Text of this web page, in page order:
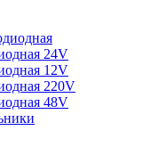
24V
12V
220V
48V